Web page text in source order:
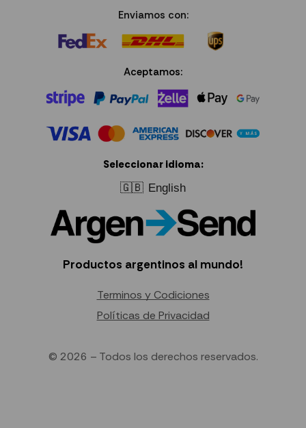
Enviamos con:
Aceptamos:
Seleccionar idioma:
🇬🇧 English
Productos argentinos al mundo!
Terminos y Codiciones
Políticas de Privacidad
© 2026 – Todos los derechos reservados.